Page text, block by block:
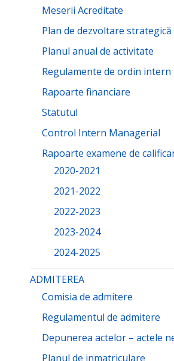
Meserii Acreditate
Plan de dezvoltare strategică
Planul anual de activitate
Regulamente de ordin intern
Rapoarte financiare
Statutul
Control Intern Managerial
Rapoarte examene de
2020-2021
2021-2022
2022-2023
2023-2024
2024-2025
ADMITEREA
Comisia de admitere
Regulamentul de admitere
Depunerea actelor – actele
Planul de inmatriculare